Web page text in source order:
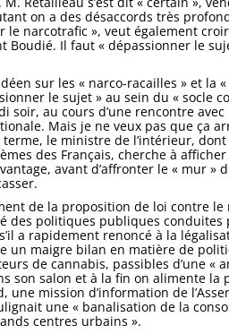
on a des désaccords très
le narcotrafic », veut également
Boudié. Il faut « dépassionner le
sur les « narco-racailles » et la
le sujet » au sein du « socle
soir, au cours d’une rencontre
Mais je ne veux pas que ça
le ministre de l’intérieur,
des Français, cherche à
avant d’affronter le « mur »
de la proposition de loi contre
des politiques publiques
a rapidement renoncé à la
un maigre bilan en matière de
de cannabis, passibles d’une
son salon et à la fin on alimente la
une mission d’information de
une « banalisation de la
centres urbains ».